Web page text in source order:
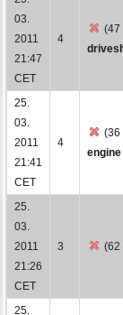
03.
2011
21:47
CET
4
(47
25.
03.
2011
21:41
CET
4
(36
engine
25.
03.
2011
21:26
CET
3 (62
25.